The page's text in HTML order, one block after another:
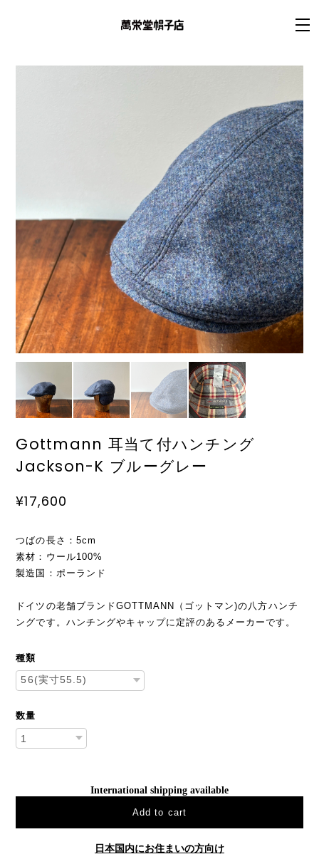
Gottmann 耳当て付ハンチング
Jackson-K ブルーグレー
¥17,600
つばの長さ：5cm
素材：ウール100%
製造国：ポーランド
ドイツの老舗ブランドGOTTMANN（ゴットマン)の八方ハンチ
ングです。ハンチングやキャップに定評のあるメーカーです。
種類
数量
International shipping available
Add to cart
日本国内にお住まいの方向け